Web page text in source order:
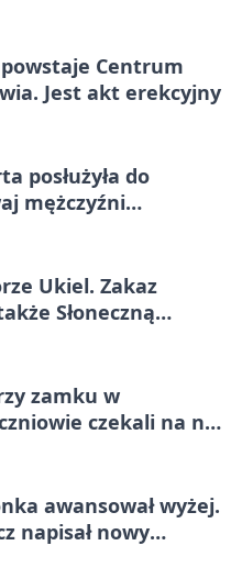
Centrum
Jest akt erekcyjny
posłużyła do
mężczyźni
Ukiel. Zakaz
Słoneczną
zamku w
czekali na nią
awansował wyżej.
napisał nowy